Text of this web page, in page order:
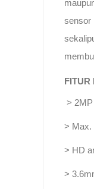
sensor
>
> Max.
> HD
>